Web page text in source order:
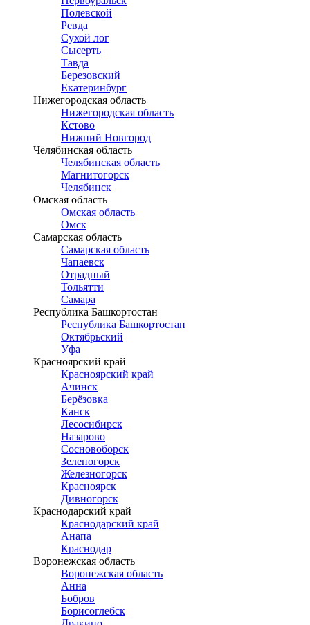
Полевской
Ревда
Сухой лог
Сысерть
Тавда
Березовский
Екатеринбург
Нижегородская область
Нижегородская область
Кстово
Нижний Новгород
Челябинская область
Челябинская область
Магнитогорск
Челябинск
Омская область
Омская область
Омск
Самарская область
Самарская область
Чапаевск
Отрадный
Тольятти
Самара
Республика Башкортостан
Республика Башкортостан
Октябрьский
Уфа
Красноярский край
Красноярский край
Ачинск
Берёзовка
Канск
Лесосибирск
Назарово
Сосновоборск
Зеленогорск
Железногорск
Красноярск
Дивногорск
Краснодарский край
Краснодарский край
Анапа
Краснодар
Воронежская область
Воронежская область
Анна
Бобров
Борисоглебск